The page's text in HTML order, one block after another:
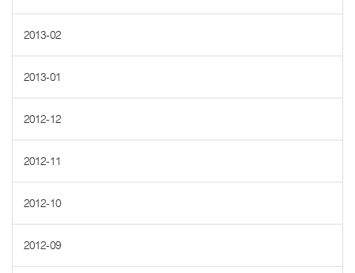
2013-02
2013-01
2012-12
2012-11
2012-10
2012-09